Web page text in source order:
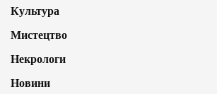
Культура
Мистецтво
Некрологи
Новини